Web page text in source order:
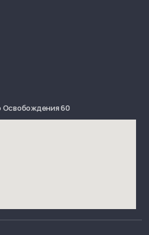
Освобождения 60